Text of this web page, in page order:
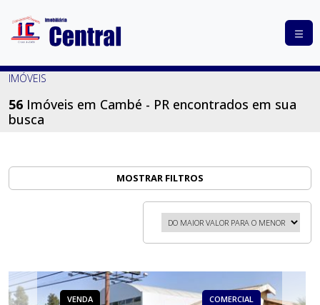
COMPRAR
LANÇAMENTOS
IMÓVEIS
56 Imóveis em Cambé - PR encontrados em sua
busca
MOSTRAR FILTROS
VENDA COMERCIAL